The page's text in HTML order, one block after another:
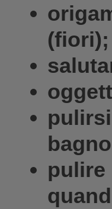
(fiori);